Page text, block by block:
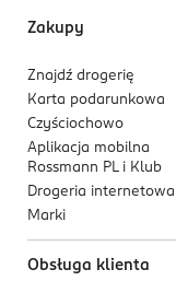
intensywne
Cica - silnie
VANILLIN,
LINALYL ACETATE,
Zakupy
Znajdź drogerię
Karta podarunkowa
Czyściochowo
Aplikacja mobilna
Rossmann PL i Klub
Drogeria internetowa
Marki
Obsługa klienta